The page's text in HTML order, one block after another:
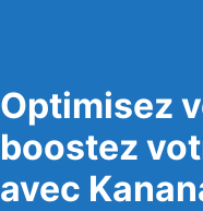
Optimisez
boostez
avec